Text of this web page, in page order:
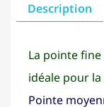
Description
La pointe
idéale pour
Pointe